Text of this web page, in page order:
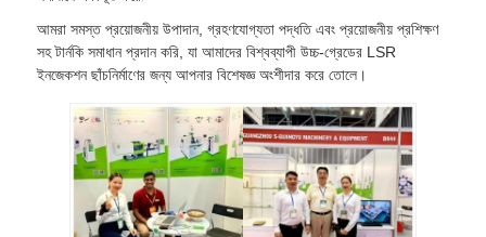
ওভারমোল্ডিং মেশিন
ইনজেকশন মোল্ডিং মেশিনের আনুষাঙ্গিক
তরল সিলিকন রাবার ইনজেকশন ছাঁচনির্মাণ
তরল সিলিকন ছাঁচনির্মাণ
আমরা সমস্ত প্রয়োজনীয় উপাদান, গ্রহণযোগ্যতা পদ্ধতি এবং প্রয়োজনীয় প্রশিক্ষণ
সহ টার্নকি সমাধান প্রদান করি, যা আমাদের বিশ্বব্যাপী উচ্চ-গ্রেডের LSR
ইনজেকশন ছাঁচনির্মাণের জন্য আপনার বিশেষজ্ঞ অংশীদার করে তোলে।